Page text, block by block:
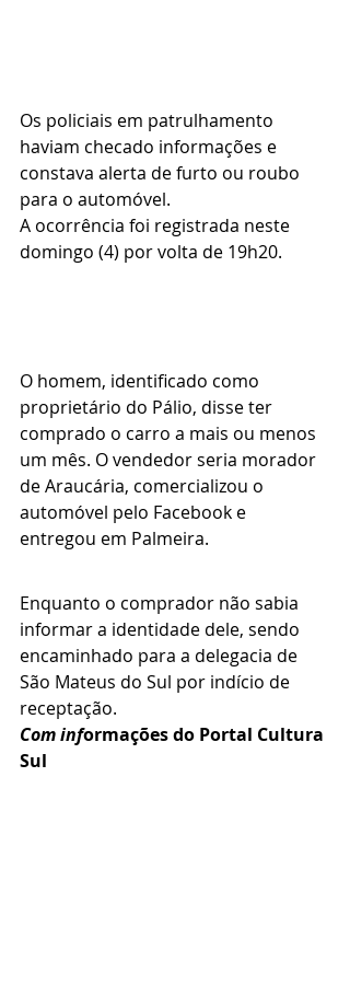
Os policiais em patrulhamento
haviam checado informações e
constava alerta de furto ou roubo
para o automóvel.
A ocorrência foi registrada neste
domingo (4) por volta de 19h20.
O homem, identificado como
proprietário do Pálio, disse ter
comprado o carro a mais ou menos
um mês. O vendedor seria morador
de Araucária, comercializou o
automóvel pelo Facebook e
entregou em Palmeira.
Enquanto o comprador não sabia
informar a identidade dele, sendo
encaminhado para a delegacia de
São Mateus do Sul por indício de
receptação.
Com informações do Portal Cultura
Sul